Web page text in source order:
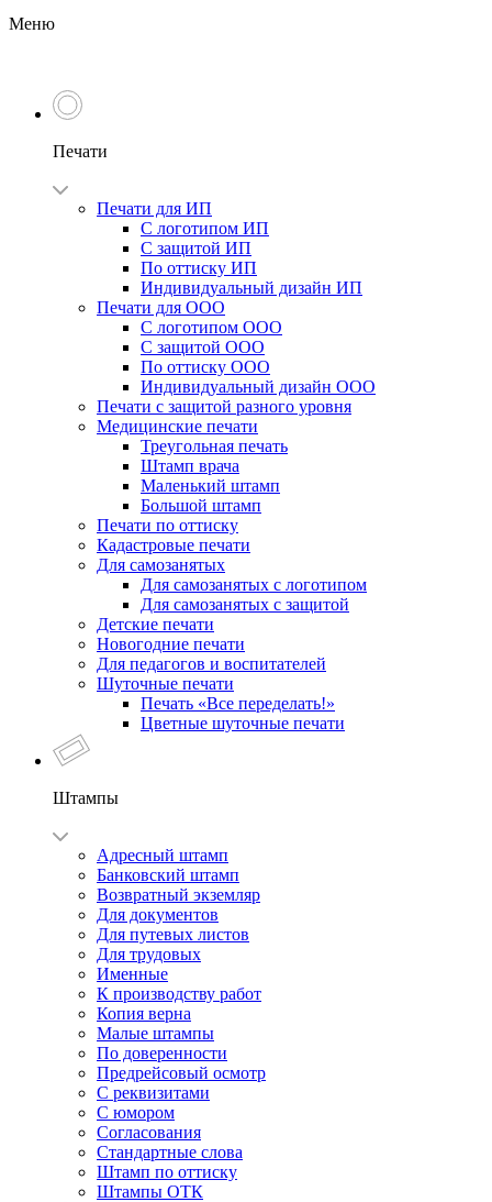
Меню
Печати
Печати для ИП
С логотипом ИП
С защитой ИП
По оттиску ИП
Индивидуальный дизайн ИП
Печати для ООО
С логотипом ООО
С защитой ООО
По оттиску ООО
Индивидуальный дизайн ООО
Печати с защитой разного уровня
Медицинские печати
Треугольная печать
Штамп врача
Маленький штамп
Большой штамп
Печати по оттиску
Кадастровые печати
Для самозанятых
Для самозанятых с логотипом
Для самозанятых с защитой
Детские печати
Новогодние печати
Для педагогов и воспитателей
Шуточные печати
Печать «Все переделать!»
Цветные шуточные печати
Штампы
Адресный штамп
Банковский штамп
Возвратный экземляр
Для документов
Для путевых листов
Для трудовых
Именные
К производству работ
Копия верна
Малые штампы
По доверенности
Предрейсовый осмотр
С реквизитами
С юмором
Согласования
Стандартные слова
Штамп по оттиску
Штампы ОТК